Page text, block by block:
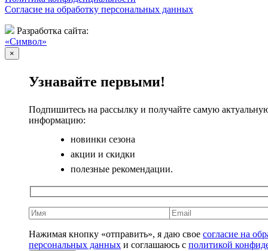
Согласие на обработку персональных данных
Разработка сайта:
«Символ»
×
Узнавайте первыми!
Подпишитесь на рассылку и получайте самую
информацию:
новинки сезона
акции и скидки
полезные рекомендации.
Нажимая кнопку «отправить», я даю свое согласие на
персональных данных и соглашаюсь с политикой